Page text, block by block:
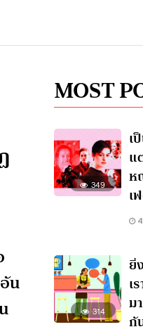
น
MOST
349
เ
แ
ห
เ
4
314
ยิ่
เ
ม
กั